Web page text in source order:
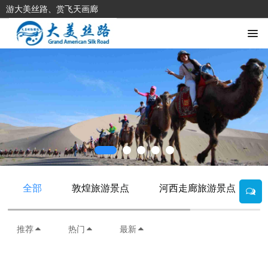
游大美丝路、赏飞天画廊
全部 敦煌旅游景点 河西走廊旅游景点
推荐 热门 最新